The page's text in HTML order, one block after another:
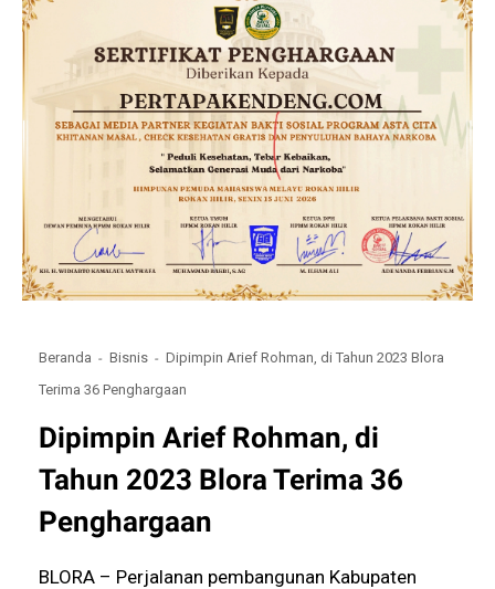
Beranda Bisnis
Dipimpin Arief Rohman, di Tahun 2023 Blora
Terima 36 Penghargaan
Dipimpin Arief Rohman, di
Tahun 2023 Blora Terima 36
Penghargaan
BLORA – Perjalanan pembangunan Kabupaten